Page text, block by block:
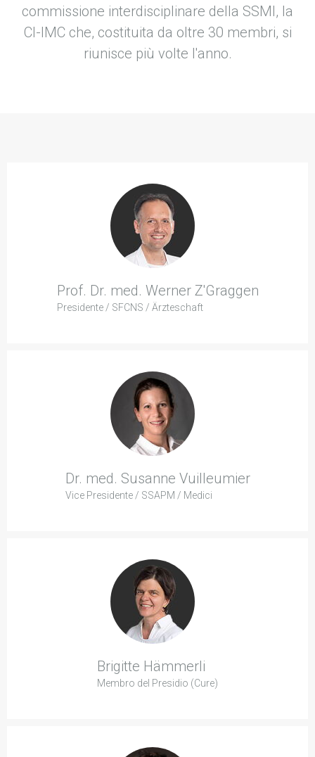
commissione interdisciplinare della SSMI, la
CI-IMC che, costituita da oltre 30 membri, si
riunisce più volte l'anno.
Prof. Dr. med. Werner Z'Graggen
Presidente / SFCNS / Ärzteschaft
Dr. med. Susanne Vuilleumier
Vice Presidente / SSAPM / Medici
Brigitte Hämmerli
Membro del Presidio (Cure)